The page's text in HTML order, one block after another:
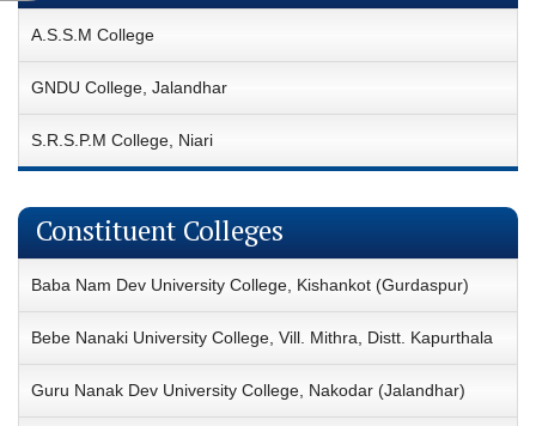
A.S.S.M College
GNDU College, Jalandhar
S.R.S.P.M College, Niari
Constituent Colleges
Baba Nam Dev University College, Kishankot (Gurdaspur)
Bebe Nanaki University College, Vill. Mithra, Distt. Kapurthala
Guru Nanak Dev University College, Nakodar (Jalandhar)